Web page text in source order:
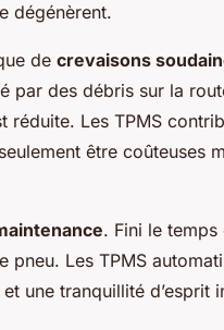
dégénèrent.
de crevaisons
par des débris sur la
Les TPMS
être coûteuses
. Fini le temps
Les TPMS
une tranquillité d’esprit